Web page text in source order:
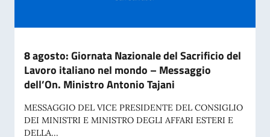
8 agosto: Giornata Nazionale del Sacrificio del
Lavoro italiano nel mondo – Messaggio
dell’On. Ministro Antonio Tajani
MESSAGGIO DEL VICE PRESIDENTE DEL CONSIGLIO
DEI MINISTRI E MINISTRO DEGLI AFFARI ESTERI E
DELLA...